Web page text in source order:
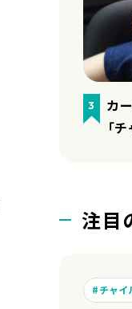
3
カ
「
注目
チャイ